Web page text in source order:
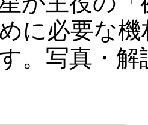
に必要な
。写真・